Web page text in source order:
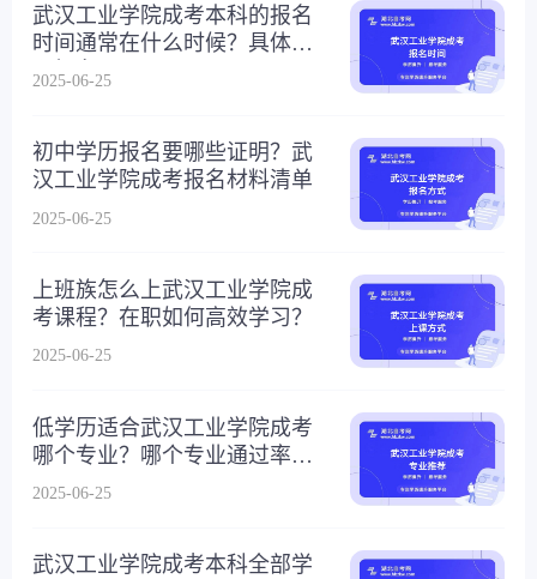
武汉工业学院成考本科的报名
时间通常在什么时候？具体怎
么报名？
2025-06-25
初中学历报名要哪些证明？武
汉工业学院成考报名材料清单
2025-06-25
上班族怎么上武汉工业学院成
考课程？在职如何高效学习？
2025-06-25
低学历适合武汉工业学院成考
哪个专业？哪个专业通过率最
高？
2025-06-25
武汉工业学院成考本科全部学